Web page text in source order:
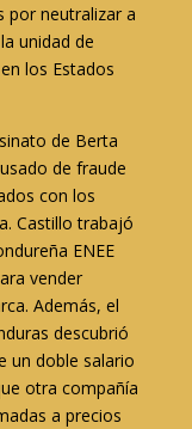
por neutralizar a
unidad de
los Estados
de Berta
de fraude
con los
Castillo trabajó
ENEE
vender
Además, el
descubrió
un doble salario
otra compañía
a precios